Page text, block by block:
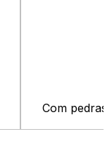
Com pedras